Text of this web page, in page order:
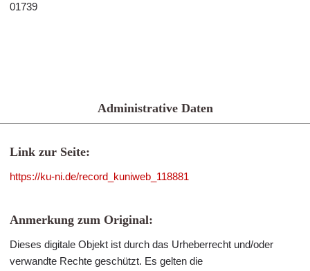
01739
Administrative Daten
Link zur Seite:
https://ku-ni.de/record_kuniweb_118881
Anmerkung zum Original:
Dieses digitale Objekt ist durch das Urheberrecht und/oder
verwandte Rechte geschützt. Es gelten die